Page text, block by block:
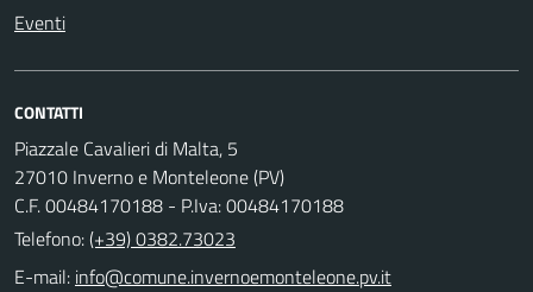
Eventi
CONTATTI
Piazzale Cavalieri di Malta, 5
27010 Inverno e Monteleone (PV)
C.F. 00484170188 - P.Iva: 00484170188
Telefono:(+39) 0382.73023
E-mail: